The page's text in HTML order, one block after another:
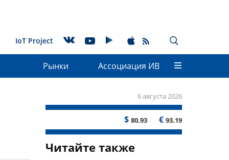
IoT Project
Рынки Ассоциация ИВ
6 августа 2026
$ 80.93 € 93.19
Читайте также